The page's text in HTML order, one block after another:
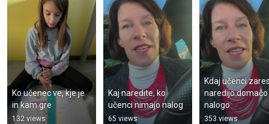
Ko učenec ve, kje je
in kam gre
132 views
Kaj naredite, ko
učenci nimajo nalog
65 views
Kdaj učenci
naredijo domačo
nalogo
353 views